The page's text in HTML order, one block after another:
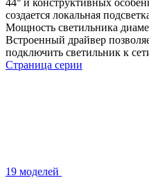
создается локальная
Мощность светильника
Встроенный драйвер
подключить светильник к
Страница серии
19 моделей